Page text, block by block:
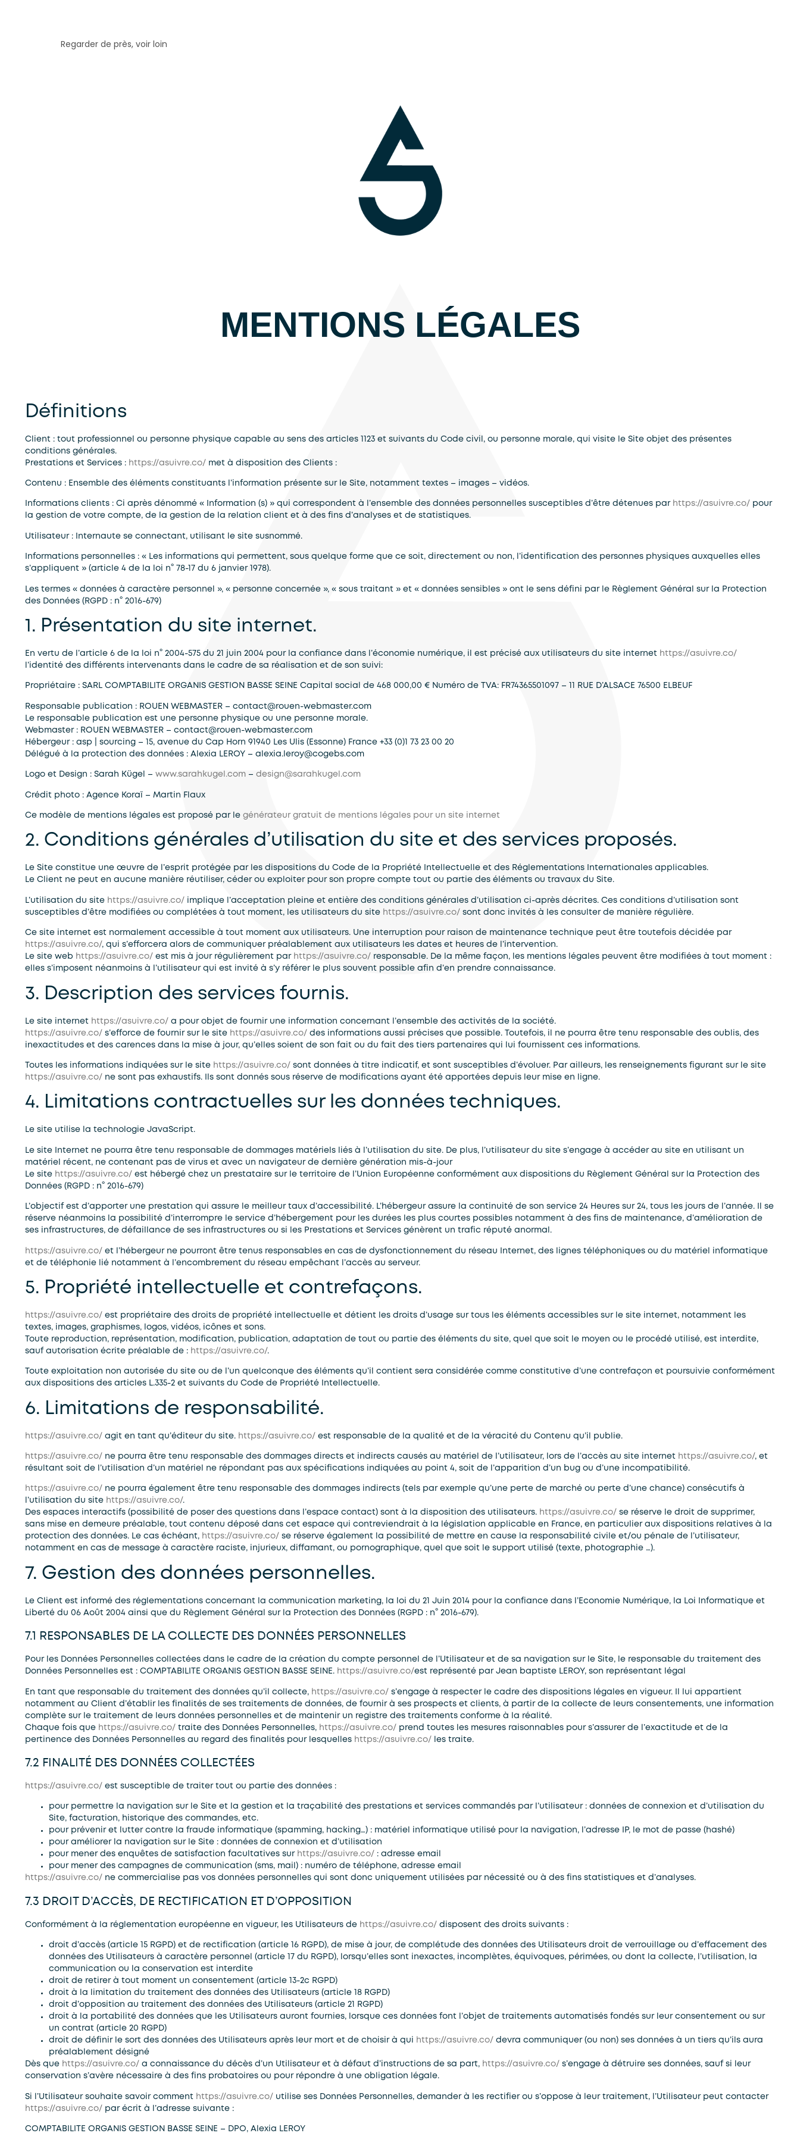
Regarder de près, voir loin
MENTIONS LÉGALES
Définitions
Client : tout professionnel ou personne physique capable au sens des articles 1123 et suivants du Code civil, ou personne morale, qui visite le Site objet des présentes
conditions générales.
Prestations et Services : https://asuivre.co/ met à disposition des Clients :
Contenu : Ensemble des éléments constituants l’information présente sur le Site, notamment textes – images – vidéos.
Informations clients : Ci après dénommé « Information (s) » qui correspondent à l’ensemble des données personnelles susceptibles d’être détenues par https://asuivre.co/ pour
la gestion de votre compte, de la gestion de la relation client et à des fins d’analyses et de statistiques.
Utilisateur : Internaute se connectant, utilisant le site susnommé.
Informations personnelles : « Les informations qui permettent, sous quelque forme que ce soit, directement ou non, l’identification des personnes physiques auxquelles elles
s’appliquent » (article 4 de la loi n° 78-17 du 6 janvier 1978).
Les termes « données à caractère personnel », « personne concernée », « sous traitant » et « données sensibles » ont le sens défini par le Règlement Général sur la Protection
des Données (RGPD : n° 2016-679)
1. Présentation du site internet.
En vertu de l’article 6 de la loi n° 2004-575 du 21 juin 2004 pour la confiance dans l’économie numérique, il est précisé aux utilisateurs du site internet https://asuivre.co/
l’identité des différents intervenants dans le cadre de sa réalisation et de son suivi:
Propriétaire : SARL COMPTABILITE ORGANIS GESTION BASSE SEINE Capital social de 468 000,00 € Numéro de TVA: FR74365501097 – 11 RUE D’ALSACE 76500 ELBEUF
Responsable publication : ROUEN WEBMASTER – contact@rouen-webmaster.com
Le responsable publication est une personne physique ou une personne morale.
Webmaster: ROUEN WEBMASTER – contact@rouen-webmaster.com
Hébergeur: asp | sourcing – 15, avenue du Cap Horn 91940 Les Ulis (Essonne) France +33 (0)1 73 23 00 20
Délégué à la protection des données : Alexia LEROY – alexia.leroy@cogebs.com
Logo et Design : Sarah Kügel – www.sarahkugel.com – design@sarahkugel.com
Crédit photo : Agence Koraï – Martin Flaux
Ce modèle de mentions légales est proposé par le générateur gratuit de mentions légales pour un site internet
2. Conditions générales d’utilisation du site et des services proposés.
Le Site constitue une œuvre de l’esprit protégée par les dispositions du Code de la Propriété Intellectuelle et des Réglementations Internationales applicables.
Le Client ne peut en aucune manière réutiliser, céder ou exploiter pour son propre compte tout ou partie des éléments ou travaux du Site.
L’utilisation du site https://asuivre.co/ implique l’acceptation pleine et entière des conditions générales d’utilisation ci-après décrites. Ces conditions d’utilisation sont
susceptibles d’être modifiées ou complétées à tout moment, les utilisateurs du site https://asuivre.co/ sont donc invités à les consulter de manière régulière.
Ce site internet est normalement accessible à tout moment aux utilisateurs. Une interruption pour raison de maintenance technique peut être toutefois décidée par
https://asuivre.co/, qui s’efforcera alors de communiquer préalablement aux utilisateurs les dates et heures de l’intervention.
Le site web https://asuivre.co/ est mis à jour régulièrement par https://asuivre.co/ responsable. De la même façon, les mentions légales peuvent être modifiées à tout moment :
elles s’imposent néanmoins à l’utilisateur qui est invité à s’y référer le plus souvent possible afin d’en prendre connaissance.
3. Description des services fournis.
Le site internet https://asuivre.co/ a pour objet de fournir une information concernant l’ensemble des activités de la société.
https://asuivre.co/ s’efforce de fournir sur le site https://asuivre.co/ des informations aussi précises que possible. Toutefois, il ne pourra être tenu responsable des oublis, des
inexactitudes et des carences dans la mise à jour, qu’elles soient de son fait ou du fait des tiers partenaires qui lui fournissent ces informations.
Toutes les informations indiquées sur le site https://asuivre.co/ sont données à titre indicatif, et sont susceptibles d’évoluer. Par ailleurs, les renseignements figurant sur le site
https://asuivre.co/ ne sont pas exhaustifs. Ils sont donnés sous réserve de modifications ayant été apportées depuis leur mise en ligne.
4. Limitations contractuelles sur les données techniques.
Le site utilise la technologie JavaScript.
Le site Internet ne pourra être tenu responsable de dommages matériels liés à l’utilisation du site. De plus, l’utilisateur du site s’engage à accéder au site en utilisant un
matériel récent, ne contenant pas de virus et avec un navigateur de dernière génération mis-à-jour
Le site https://asuivre.co/ est hébergé chez un prestataire sur le territoire de l’Union Européenne conformément aux dispositions du Règlement Général sur la Protection des
Données (RGPD : n° 2016-679)
L’objectif est d’apporter une prestation qui assure le meilleur taux d’accessibilité. L’hébergeur assure la continuité de son service 24 Heures sur 24, tous les jours de l’année. Il se
réserve néanmoins la possibilité d’interrompre le service d’hébergement pour les durées les plus courtes possibles notamment à des fins de maintenance, d’amélioration de
ses infrastructures, de défaillance de ses infrastructures ou si les Prestations et Services génèrent un trafic réputé anormal.
https://asuivre.co/ et l’hébergeur ne pourront être tenus responsables en cas de dysfonctionnement du réseau Internet, des lignes téléphoniques ou du matériel informatique
et de téléphonie lié notamment à l’encombrement du réseau empêchant l’accès au serveur.
5. Propriété intellectuelle et contrefaçons.
https://asuivre.co/ est propriétaire des droits de propriété intellectuelle et détient les droits d’usage sur tous les éléments accessibles sur le site internet, notamment les
textes, images, graphismes, logos, vidéos, icônes et sons.
Toute reproduction, représentation, modification, publication, adaptation de tout ou partie des éléments du site, quel que soit le moyen ou le procédé utilisé, est interdite,
sauf autorisation écrite préalable de : https://asuivre.co/.
Toute exploitation non autorisée du site ou de l’un quelconque des éléments qu’il contient sera considérée comme constitutive d’une contrefaçon et poursuivie conformément
aux dispositions des articles L.335-2 et suivants du Code de Propriété Intellectuelle.
6. Limitations de responsabilité.
https://asuivre.co/ agit en tant qu’éditeur du site. https://asuivre.co/ est responsable de la qualité et de la véracité du Contenu qu’il publie.
https://asuivre.co/ ne pourra être tenu responsable des dommages directs et indirects causés au matériel de l’utilisateur, lors de l’accès au site internet https://asuivre.co/, et
résultant soit de l’utilisation d’un matériel ne répondant pas aux spécifications indiquées au point 4, soit de l’apparition d’un bug ou d’une incompatibilité.
https://asuivre.co/ ne pourra également être tenu responsable des dommages indirects (tels par exemple qu’une perte de marché ou perte d’une chance) consécutifs à
l’utilisation du site https://asuivre.co/.
Des espaces interactifs (possibilité de poser des questions dans l’espace contact) sont à la disposition des utilisateurs. https://asuivre.co/ se réserve le droit de supprimer,
sans mise en demeure préalable, tout contenu déposé dans cet espace qui contreviendrait à la législation applicable en France, en particulier aux dispositions relatives à la
protection des données. Le cas échéant, https://asuivre.co/ se réserve également la possibilité de mettre en cause la responsabilité civile et/ou pénale de l’utilisateur,
notamment en cas de message à caractère raciste, injurieux, diffamant, ou pornographique, quel que soit le support utilisé (texte, photographie …).
7. Gestion des données personnelles.
Le Client est informé des réglementations concernant la communication marketing, la loi du 21 Juin 2014 pour la confiance dans l’Economie Numérique, la Loi Informatique et
Liberté du 06 Août 2004 ainsi que du Règlement Général sur la Protection des Données (RGPD : n° 2016-679).
7.1 RESPONSABLES DE LA COLLECTE DES DONNÉES PERSONNELLES
Pour les Données Personnelles collectées dans le cadre de la création du compte personnel de l’Utilisateur et de sa navigation sur le Site, le responsable du traitement des
Données Personnelles est : COMPTABILITE ORGANIS GESTION BASSE SEINE. https://asuivre.co/est représenté par Jean baptiste LEROY, son représentant légal
En tant que responsable du traitement des données qu’il collecte, https://asuivre.co/ s’engage à respecter le cadre des dispositions légales en vigueur. Il lui appartient
notamment au Client d’établir les finalités de ses traitements de données, de fournir à ses prospects et clients, à partir de la collecte de leurs consentements, une information
complète sur le traitement de leurs données personnelles et de maintenir un registre des traitements conforme à la réalité.
Chaque fois que https://asuivre.co/ traite des Données Personnelles, https://asuivre.co/ prend toutes les mesures raisonnables pour s’assurer de l’exactitude et de la
pertinence des Données Personnelles au regard des finalités pour lesquelles https://asuivre.co/ les traite.
7.2 FINALITÉ DES DONNÉES COLLECTÉES
https://asuivre.co/ est susceptible de traiter tout ou partie des données :
pour permettre la navigation sur le Site et la gestion et la traçabilité des prestations et services commandés par l’utilisateur : données de connexion et d’utilisation du
Site, facturation, historique des commandes, etc.
pour prévenir et lutter contre la fraude informatique (spamming, hacking…) : matériel informatique utilisé pour la navigation, l’adresse IP, le mot de passe (hashé)
pour améliorer la navigation sur le Site : données de connexion et d’utilisation
pour mener des enquêtes de satisfaction facultatives sur https://asuivre.co/ : adresse email
pour mener des campagnes de communication (sms, mail) : numéro de téléphone, adresse email
https://asuivre.co/ ne commercialise pas vos données personnelles qui sont donc uniquement utilisées par nécessité ou à des fins statistiques et d’analyses.
7.3 DROIT D’ACCÈS, DE RECTIFICATION ET D’OPPOSITION
Conformément à la réglementation européenne en vigueur, les Utilisateurs de https://asuivre.co/ disposent des droits suivants :
droit d’accès (article 15 RGPD) et de rectification (article 16 RGPD), de mise à jour, de complétude des données des Utilisateurs droit de verrouillage ou d’effacement des
données des Utilisateurs à caractère personnel (article 17 du RGPD), lorsqu’elles sont inexactes, incomplètes, équivoques, périmées, ou dont la collecte, l’utilisation, la
communication ou la conservation est interdite
droit de retirer à tout moment un consentement (article 13-2c RGPD)
droit à la limitation du traitement des données des Utilisateurs (article 18 RGPD)
droit d’opposition au traitement des données des Utilisateurs (article 21 RGPD)
droit à la portabilité des données que les Utilisateurs auront fournies, lorsque ces données font l’objet de traitements automatisés fondés sur leur consentement ou sur
un contrat (article 20 RGPD)
droit de définir le sort des données des Utilisateurs après leur mort et de choisir à qui
https://asuivre.co/ devra communiquer (ou non) ses données à un tiers qu’ils aura
préalablement désigné
Dès que https://asuivre.co/ a connaissance du décès d’un Utilisateur et à défaut d’instructions de sa part, https://asuivre.co/ s’engage à détruire ses données, sauf si leur
conservation s’avère nécessaire à des fins probatoires ou pour répondre à une obligation légale.
Si l’Utilisateur souhaite savoir comment https://asuivre.co/ utilise ses Données Personnelles, demander à les rectifier ou s’oppose à leur traitement, l’Utilisateur peut contacter
https://asuivre.co/ par écrit à l’adresse suivante :
COMPTABILITE ORGANIS GESTION BASSE SEINE – DPO, Alexia LEROY